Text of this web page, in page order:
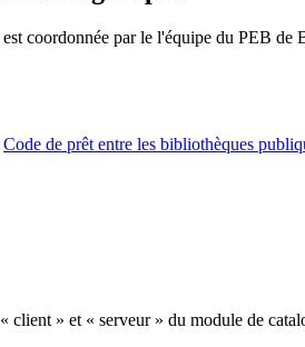
coordonnée par le l'équipe du PEB de
Code de prêt entre les bibliothèques
» et « serveur » du module de